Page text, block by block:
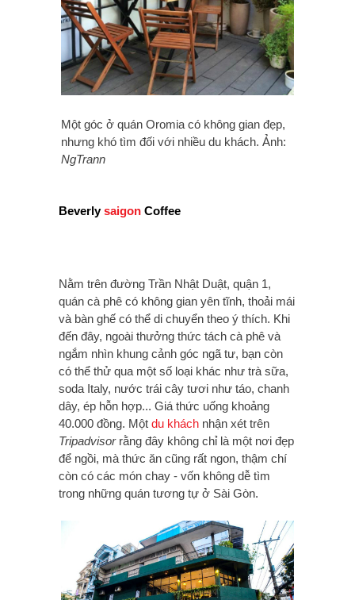
Một góc ở quán Oromia có không gian đẹp,
nhưng khó tìm đối với nhiều du khách. Ảnh:
NgTrann
Beverlysaigon Coffee
Nằm trên đường Trần Nhật Duật, quận 1,
quán cà phê có không gian yên tĩnh, thoải mái
và bàn ghế có thể di chuyển theo ý thích. Khi
đến đây, ngoài thưởng thức tách cà phê và
ngắm nhìn khung cảnh góc ngã tư, bạn còn
có thể thử qua một số loại khác như trà sữa,
soda Italy, nước trái cây tươi như táo, chanh
dây, ép hỗn hợp... Giá thức uống khoảng
40.000 đồng. Một du khách nhận xét trên
Tripadvisor rằng đây không chỉ là một nơi đẹp
để ngồi, mà thức ăn cũng rất ngon, thậm chí
còn có các món chay - vốn không dễ tìm
trong những quán tương tự ở Sài Gòn.